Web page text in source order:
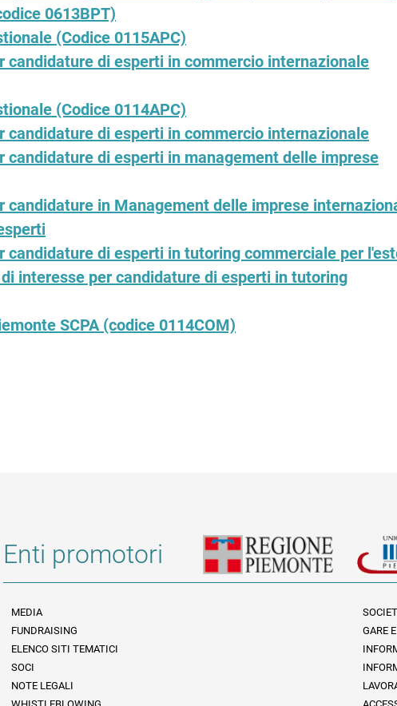
0613BPT)
(Codice 0115APC)
di esperti in commercio internazionale
(Codice 0114APC)
di esperti in commercio internazionale
di esperti in management delle imprese
in Management delle imprese
di esperti in tutoring commerciale per
interesse per candidature di esperti in tutoring
SCPA (codice 0114COM)
Enti promotori
Informazioni legali e trasparenza
MEDIA
FUNDRAISING
GARE
ELENCO SITI TEMATICI
SOCI
NOTE LEGALI